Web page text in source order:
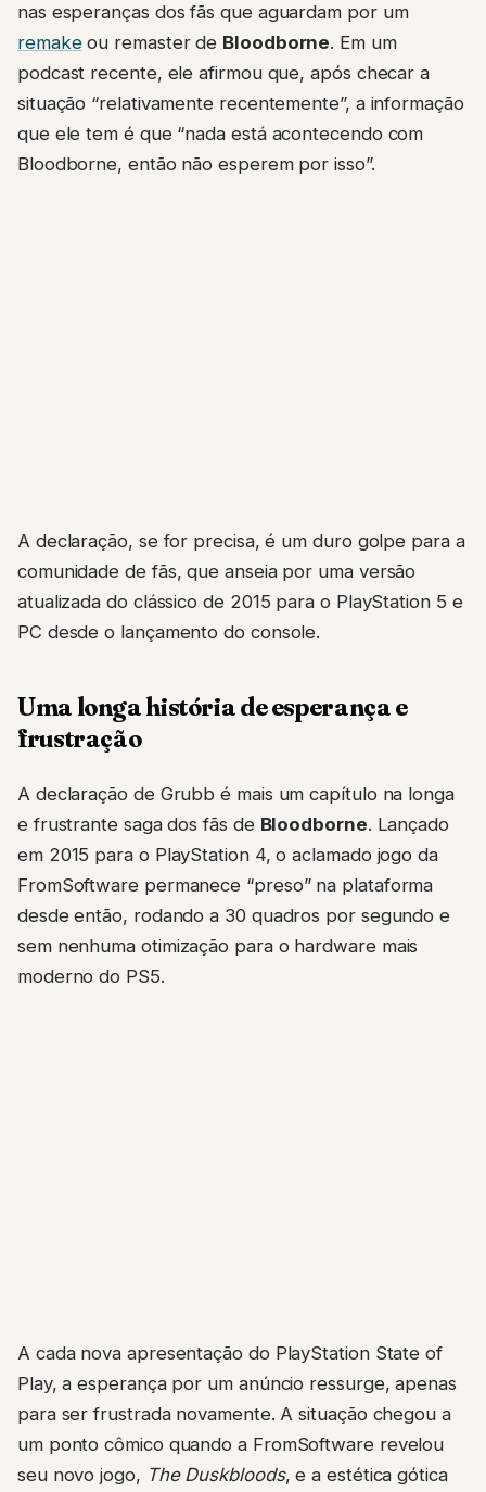
nas esperanças dos fãs que aguardam por um
remakeou remaster de Bloodborne. Em um
podcast recente, ele afirmou que, após checar a
situação “relativamente recentemente”, a informação
que ele tem é que “nada está acontecendo com
Bloodborne, então não esperem por isso”.
A declaração, se for precisa, é um duro golpe para a
comunidade de fãs, que anseia por uma versão
atualizada do clássico de 2015 para o PlayStation 5 e
PC desde o lançamento do console.
Uma longa história de esperança e
frustração
A declaração de Grubb é mais um capítulo na longa
e frustrante saga dos fãs de Bloodborne. Lançado
em 2015 para o PlayStation 4, o aclamado jogo da
FromSoftware permanece “preso” na plataforma
desde então, rodando a 30 quadros por segundo e
sem nenhuma otimização para o hardware mais
moderno do PS5.
A cada nova apresentação do PlayStation State of
Play, a esperança por um anúncio ressurge, apenas
para ser frustrada novamente. A situação chegou a
um ponto cômico quando a FromSoftware revelou
seu novo jogo, The Duskbloods, e a estética gótica